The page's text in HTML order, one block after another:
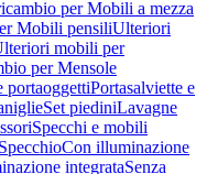
per Mobili a mezza
Mobili pensiliUlteriori
mobili per
per Mensole
portaoggettiPortasalviette e
Set piediniLavagne
Specchi e mobili
Con illuminazione
integrataSenza